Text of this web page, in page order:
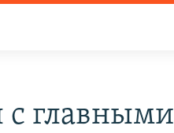
с главными